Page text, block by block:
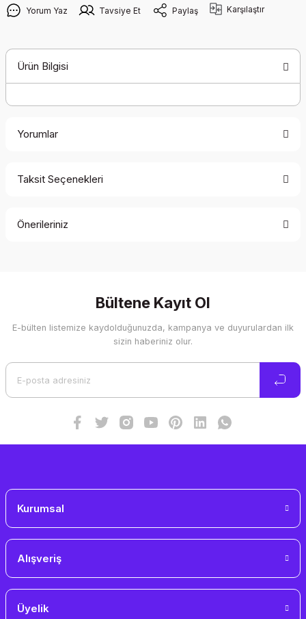
Yorum Yaz Tavsiye Et Paylaş Karşılaştır
Ürün Bilgisi
Yorumlar
Taksit Seçenekleri
Önerileriniz
Görüş ve önerileriniz için teşekkür ederiz.
Ürün resmi kalitesiz, bozuk veya görüntülenemiyor.
Bültene Kayıt Ol
E-bülten listemize kaydolduğunuzda, kampanya ve duyurulardan ilk
sizin haberiniz olur.
Kurumsal
Alışveriş
Üyelik